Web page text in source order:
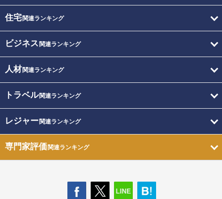
住宅関連ランキング
ビジネス 関連ランキング
人材関連ランキング
トラベル関連ランキング
レジャー関連ランキング
専門家評価関連ランキング